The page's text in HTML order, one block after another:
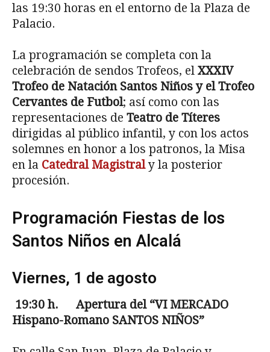
las 19:30 horas en el entorno de la Plaza de
Palacio.
La programación se completa con la
celebración de sendos Trofeos, el XXXIV
Trofeo de Natación Santos Niños y el Trofeo
Cervantes de Futbol; así como con las
representaciones de Teatro de Títeres
dirigidas al público infantil, y con los actos
solemnes en honor a los patronos, la Misa
en la Catedral Magistraly la posterior
procesión.
Programación Fiestas de los
Santos Niños en Alcalá
Viernes, 1 de agosto
19:30 h. Apertura del “VI MERCADO
Hispano-Romano SANTOS NIÑOS”